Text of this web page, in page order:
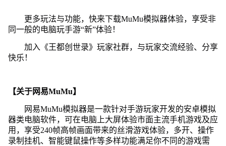
更多玩法与功能，快来下载MuMu模拟器体验，享受非
同一般的电脑玩手游“新”体验！
加入《王都创世录》玩家社群，与玩家交流经验、分享
快乐！
【关于网易MuMu】
网易MuMu模拟器是一款针对手游玩家开发的安卓模拟
器类电脑软件，可在电脑上大屏体验市面主流手机游戏及应
用，享受240帧高帧画面带来的丝滑游戏体验，多开、操作
录制挂机、智能键鼠操作等多样功能满足你不同的游戏需